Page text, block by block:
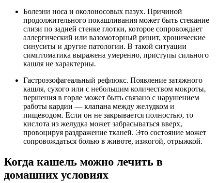
Болезни носа и околоносовых пазух. Причиной
продолжительного покашливания может быть стекание
слизи по задней стенке глотки, которое сопровождает
аллергический или вазомоторный ринит, хронические
синуситы и другие патологии. В такой ситуации
симптоматика выражена умеренно, приступы сильного
кашля не характерны.
Гастроэзофагеальный рефлюкс. Появление затяжного
кашля, сухого или с небольшим количеством мокроты,
першения в горле может быть связано с нарушением
работы кардии — клапана между желудком и
пищеводом. Если он не закрывается полностью, то
кислота из желудка может забрасываться вверх,
провоцируя раздражение тканей. Это состояние может
сопровождаться болью в животе, изжогой, отрыжкой.
Когда кашель можно лечить в
домашних условиях